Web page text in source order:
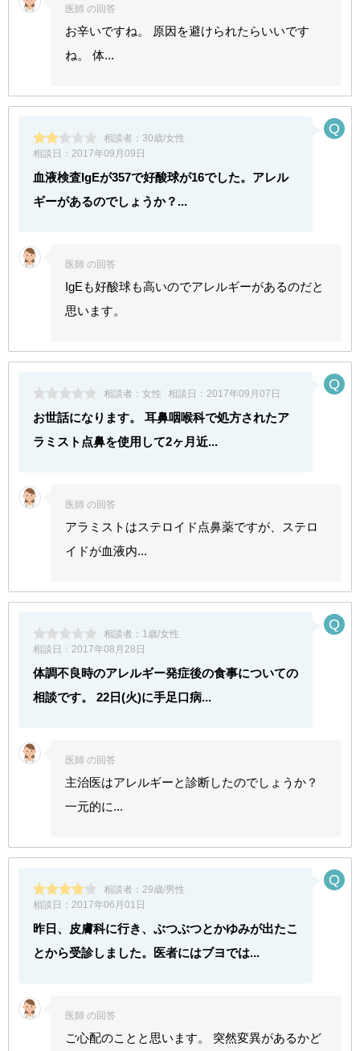
医師 の回答
お辛いですね。 原因を避けられたらいいです
ね。 体...
相談者： 30歳/女性
相談日： 2017年09月09日
血液検査IgEが357で好酸球が16でした。アレル
ギーがあるのでしょうか？...
医師 の回答
IgEも好酸球も高いのでアレルギーがあるのだと
思います。
相談者： 女性 相談日： 2017年09月07日
お世話になります。 耳鼻咽喉科で処方されたア
ラミスト点鼻を使用して2ヶ月近...
医師 の回答
アラミストはステロイド点鼻薬ですが、ステロ
イドが血液内...
相談者： 1歳/女性
相談日： 2017年08月28日
体調不良時のアレルギー発症後の食事についての
相談です。 22日(火)に手足口病...
医師 の回答
主治医はアレルギーと診断したのでしょうか？
一元的に...
相談者： 29歳/男性
相談日： 2017年06月01日
昨日、皮膚科に行き、ぶつぶつとかゆみが出たこ
とから受診しました。医者にはブヨでは...
医師 の回答
ご心配のことと思います。 突然変異があるかど